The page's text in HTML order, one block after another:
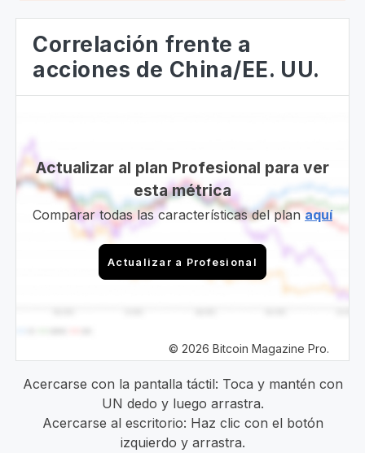
Correlación frente a
acciones de China/EE. UU.
Actualizar al plan Profesional para ver
esta métrica
Comparar todas las características del planaquí
Actualizar a Profesional
© 2026 Bitcoin Magazine Pro.
Acercarse con la pantalla táctil: Toca y mantén con
UN dedo y luego arrastra.
Acercarse al escritorio: Haz clic con el botón
izquierdo y arrastra.